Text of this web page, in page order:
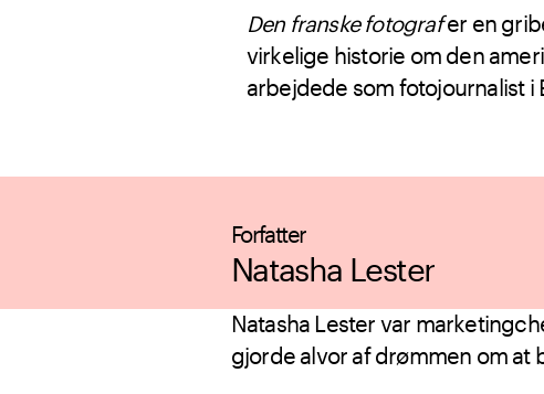
Den franske fotografer en
virkelige historie om den
arbejdede som fotojournalist i
Forfatter
Natasha Lester
Natasha Lester var
gjorde alvor af drømmen om at